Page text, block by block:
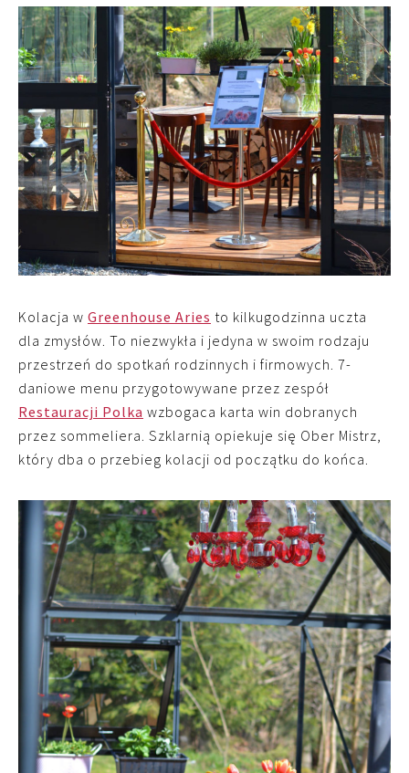
Kolacja w Greenhouse Aries to kilkugodzinna uczta
dla zmysłów. To niezwykła i jedyna w swoim rodzaju
przestrzeń do spotkań rodzinnych i firmowych. 7-
daniowe menu przygotowywane przez zespół
Restauracji Polka wzbogaca karta win dobranych
przez sommeliera. Szklarnią opiekuje się Ober Mistrz,
który dba o przebieg kolacji od początku do końca.